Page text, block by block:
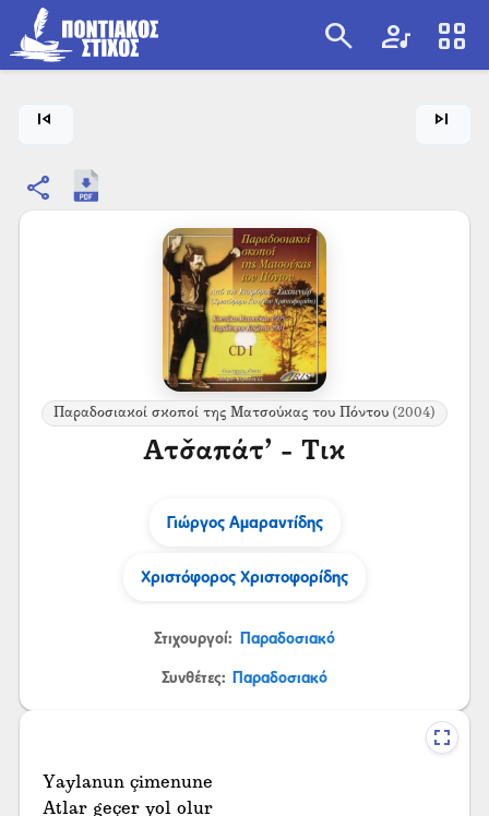
search artist view_cozy
skip_previous skip_next
share
Παραδοσιακοί σκοποί της Ματσούκας του Πόντου (2004)
Ατσ̌απάτ’ - Τικ
Γιώργος Αμαραντίδης
Χριστόφορος Χριστοφορίδης
Στιχουργοί: Παραδοσιακό
Συνθέτες: Παραδοσιακό
Yaylanun çimenune
Atlar geçer yol olur